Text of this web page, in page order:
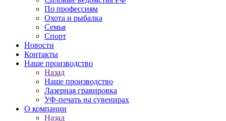
По профессиям
Охота и рыбалка
Семья
Спорт
Новости
Контакты
Наше производство
Назад
Наше производство
Лазерная гравировка
УФ-печать на сувенирах
О компании
Назад